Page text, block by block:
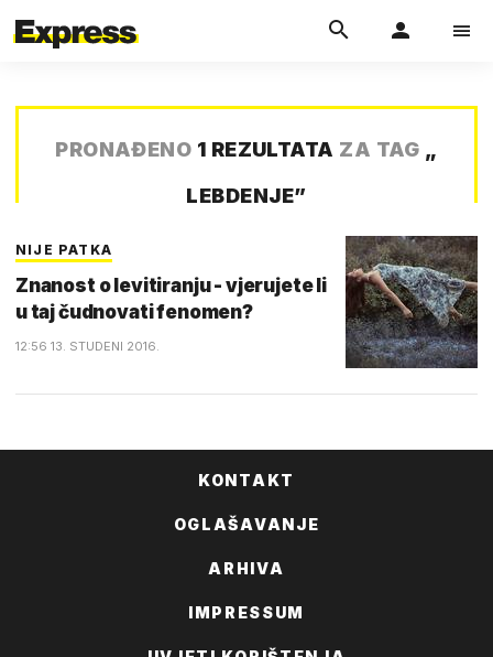
PRONAĐENO 1 REZULTATA ZA TAG „
LEBDENJE”
NIJE PATKA
Znanost o levitiranju - vjerujete li
u taj čudnovati fenomen?
12:56 13. STUDENI 2016.
KONTAKT
OGLAŠAVANJE
ARHIVA
IMPRESSUM